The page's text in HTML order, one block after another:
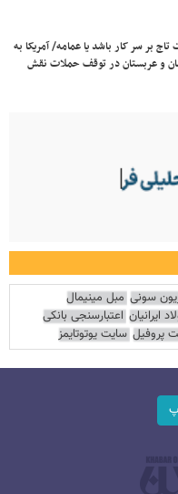
بر سر کار باشد یا عمامه/ آمریکا به
و عربستان در توقف حملات نقش
سونی مبل مینیمال
ایرانیان اعتبارسنجی بانکی
پروفیل سایت یوتوتایمز